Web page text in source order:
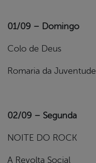
01/09 – Domingo
Colo de Deus
Romaria da Juventude
02/09 – Segunda
NOITE DO ROCK
A Revolta Social